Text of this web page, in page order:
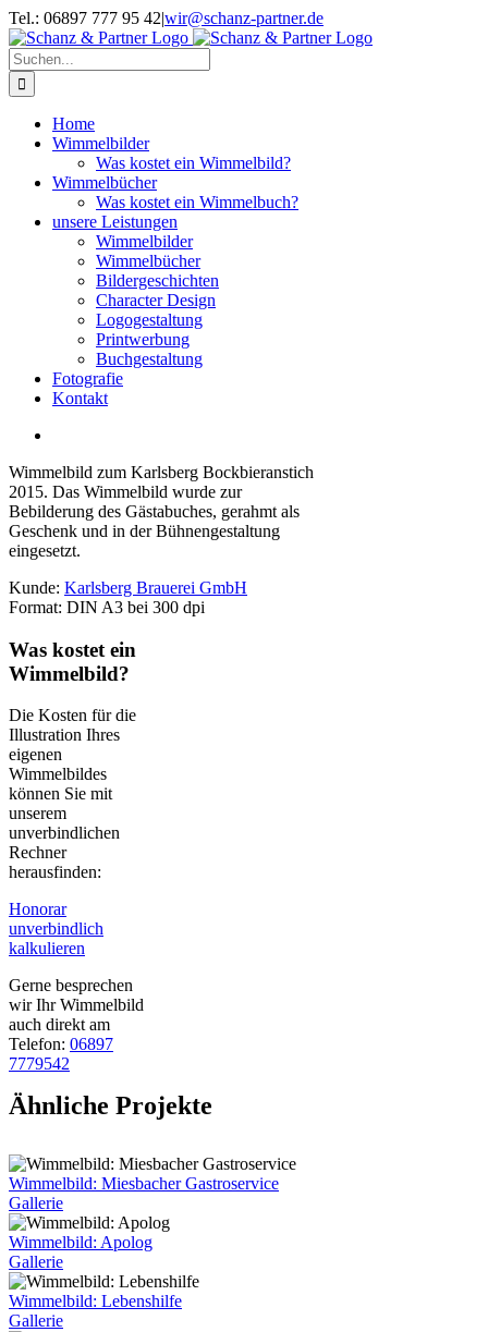
Zum
Inhalt
springen
Tel.: 06897 777 95 42|wir@schanz-partner.de
Suche
nach:
Home
Wimmelbilder
Was kostet ein Wimmelbild?
Wimmelbücher
Was kostet ein Wimmelbuch?
unsere Leistungen
Wimmelbilder
Wimmelbücher
Bildergeschichten
Character Design
Logogestaltung
Printwerbung
Buchgestaltung
Fotografie
Kontakt
Image
Wimmelbild zum Karlsberg Bockbieranstich
2015. Das Wimmelbild wurde zur
Bebilderung des Gästabuches, gerahmt als
Geschenk und in der Bühnengestaltung
eingesetzt.
Kunde: Karlsberg Brauerei GmbH
Format: DIN A3 bei 300 dpi
Was kostet ein
Wimmelbild?
Die Kosten für die
Illustration Ihres
eigenen
Wimmelbildes
können Sie mit
unserem
unverbindlichen
Rechner
herausfinden:
Honorar
unverbindlich
kalkulieren
Gerne besprechen
wir Ihr Wimmelbild
auch direkt am
Telefon: 06897
7779542
Ähnliche Projekte
Wimmelbild: Miesbacher Gastroservice
Gallerie
Wimmelbild: Apolog
Gallerie
Wimmelbild: Lebenshilfe
Gallerie